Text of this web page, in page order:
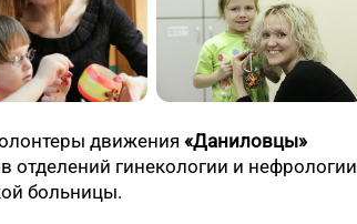
движения «Даниловцы»
отделений гинекологии и нефрологии
больницы.